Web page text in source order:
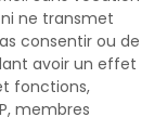
ne transmet
consentir ou de
avoir un effet
fonctions,
membres
et du Son